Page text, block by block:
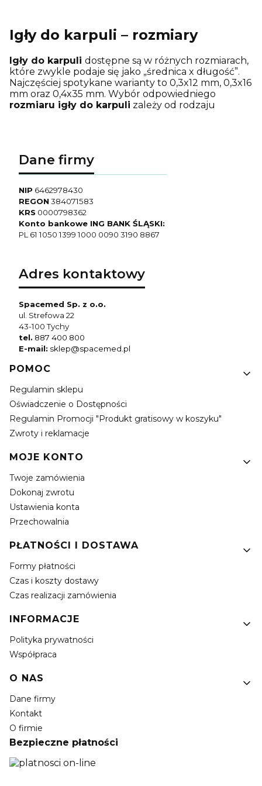
Igły do karpuli – rozmiary
Igły do karpuli dostępne są w różnych rozmiarach,
które zwykle podaje się jako „średnica x długość”.
Najczęściej spotykane warianty to 0,3x12 mm, 0,3x16
mm oraz 0,4x35 mm. Wybór odpowiedniego
rozmiaru igły do karpuli zależy od rodzaju
jej długość odpowiada za głębokość wkłucia.
Dane firmy
NIP 6462978430
REGON384071583
KRS 0000798362
Konto bankowe ING BANK ŚLĄSKI:
PL 61 1050 1399 1000 0090 3190 8867
Adres kontaktowy
Spacemed Sp. z o.o.
ul. Strefowa 22
43-100 Tychy
tel. 887 400 800
E-mail: sklep@spacemed.pl
Linki w stopce
POMOC
Regulamin sklepu
Oświadczenie o Dostępności
Regulamin Promocji "Produkt gratisowy w koszyku"
Zwroty i reklamacje
MOJE KONTO
Twoje zamówienia
Dokonaj zwrotu
Ustawienia konta
Przechowalnia
PŁATNOŚCI I DOSTAWA
Formy płatności
Czas i koszty dostawy
Czas realizacji zamówienia
INFORMACJE
Polityka prywatności
Współpraca
O NAS
Dane firmy
Kontakt
O firmie
Bezpieczne płatności